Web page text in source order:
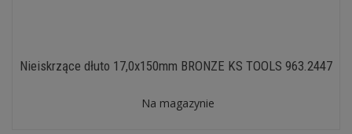
Nieiskrzące dłuto 17,0x150mm BRONZE KS TOOLS 963.2447
Na magazynie